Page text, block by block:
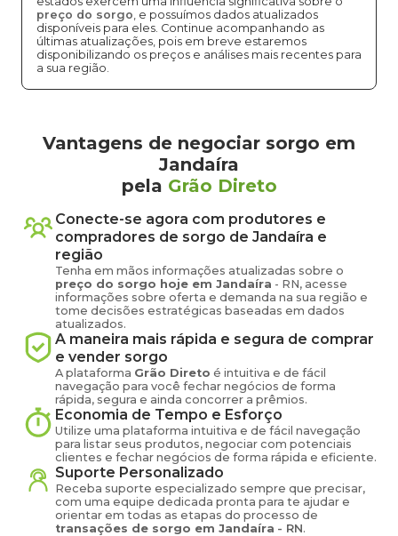
preço do sorgo, e possuímos dados atualizados
disponíveis para eles. Continue acompanhando as
últimas atualizações, pois em breve estaremos
disponibilizando os preços e análises mais recentes para
a sua região.
Vantagens de negociar sorgo em
Jandaíra
pela Grão Direto
Conecte-se agora com produtores e
compradores de sorgo de Jandaíra e
região
Tenha em mãos informações atualizadas sobre o
preço do sorgo hoje em Jandaíra - RN, acesse
informações sobre oferta e demanda na sua região e
tome decisões estratégicas baseadas em dados
atualizados.
A maneira mais rápida e segura de comprar
e vender sorgo
A plataforma Grão Direto é intuitiva e de fácil
navegação para você fechar negócios de forma
rápida, segura e ainda concorrer a prêmios.
Economia de Tempo e Esforço
Utilize uma plataforma intuitiva e de fácil navegação
para listar seus produtos, negociar com potenciais
clientes e fechar negócios de forma rápida e eficiente.
Suporte Personalizado
Receba suporte especializado sempre que precisar,
com uma equipe dedicada pronta para te ajudar e
orientar em todas as etapas do processo de
transações de sorgo em Jandaíra - RN.